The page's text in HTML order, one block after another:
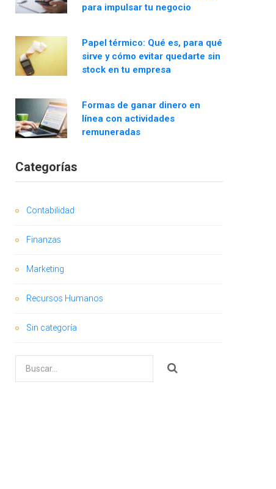
para impulsar tu negocio
Papel térmico: Qué es, para qué
sirve y cómo evitar quedarte sin
stock en tu empresa
Formas de ganar dinero en
línea con actividades
remuneradas
Categorías
Contabilidad
Finanzas
Marketing
Recursos Humanos
Sin categoría
por: